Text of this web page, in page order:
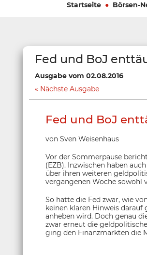
Startseite Börsen-
Fed und BoJ
Ausgabe vom 02.08.2016
Nächste Ausgabe
Fed und BoJ
von Sven Weisenhaus
Vor der Sommerpause
(EZB). Inzwischen haben
über ihren weiteren
vergangenen Woche sowohl
So hatte die Fed zwar, wie
keinen klaren Hinweis
anheben wird. Doch genau
zwar erneut die
ging den Finanzmärkten die